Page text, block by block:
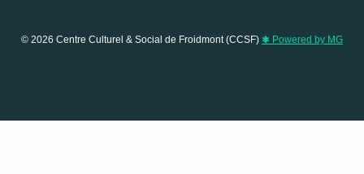
© 2026 Centre Culturel & Social de Froidmont (CCSF) ✱ Powered by MG